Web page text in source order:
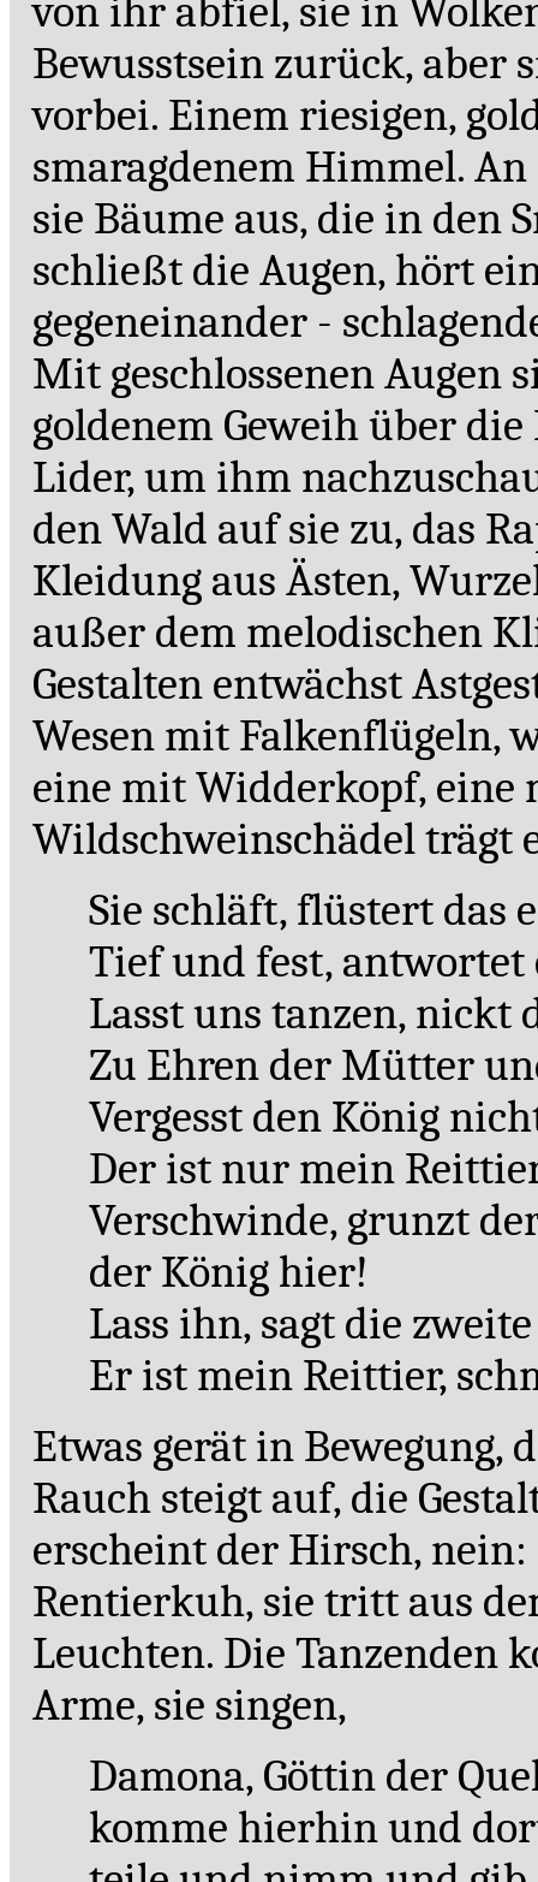
von ihr abfiel, sie in
Bewusstsein zurück, aber
vorbei. Einem riesigen,
smaragdenem Himmel.
sie Bäume aus, die in den
schließt die Augen, hört
gegeneinander -
Mit geschlossenen Augen
goldenem Geweih über
Lider, um ihm
den Wald auf sie zu, das
Kleidung aus Ästen,
außer dem melodischen
Gestalten entwächst
Wesen mit Falkenflügeln,
eine mit Widderkopf, eine
Wildschweinschädel trägt
Sie schläft, flüstert das
Tief und fest, antwortet
Lasst uns tanzen, nickt
Zu Ehren der Mütter
Vergesst den König
Der ist nur mein
Verschwinde, grunzt
der König hier!
Lass ihn, sagt die
Er ist mein Reittier,
Etwas gerät in
Rauch steigt auf, die
erscheint der Hirsch,
Rentierkuh, sie tritt aus
Leuchten. Die Tanzenden
Arme, sie singen,
Damona, Göttin der
komme hierhin und